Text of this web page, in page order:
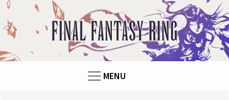
F
n
MENU
Panneau de gestion des cookies